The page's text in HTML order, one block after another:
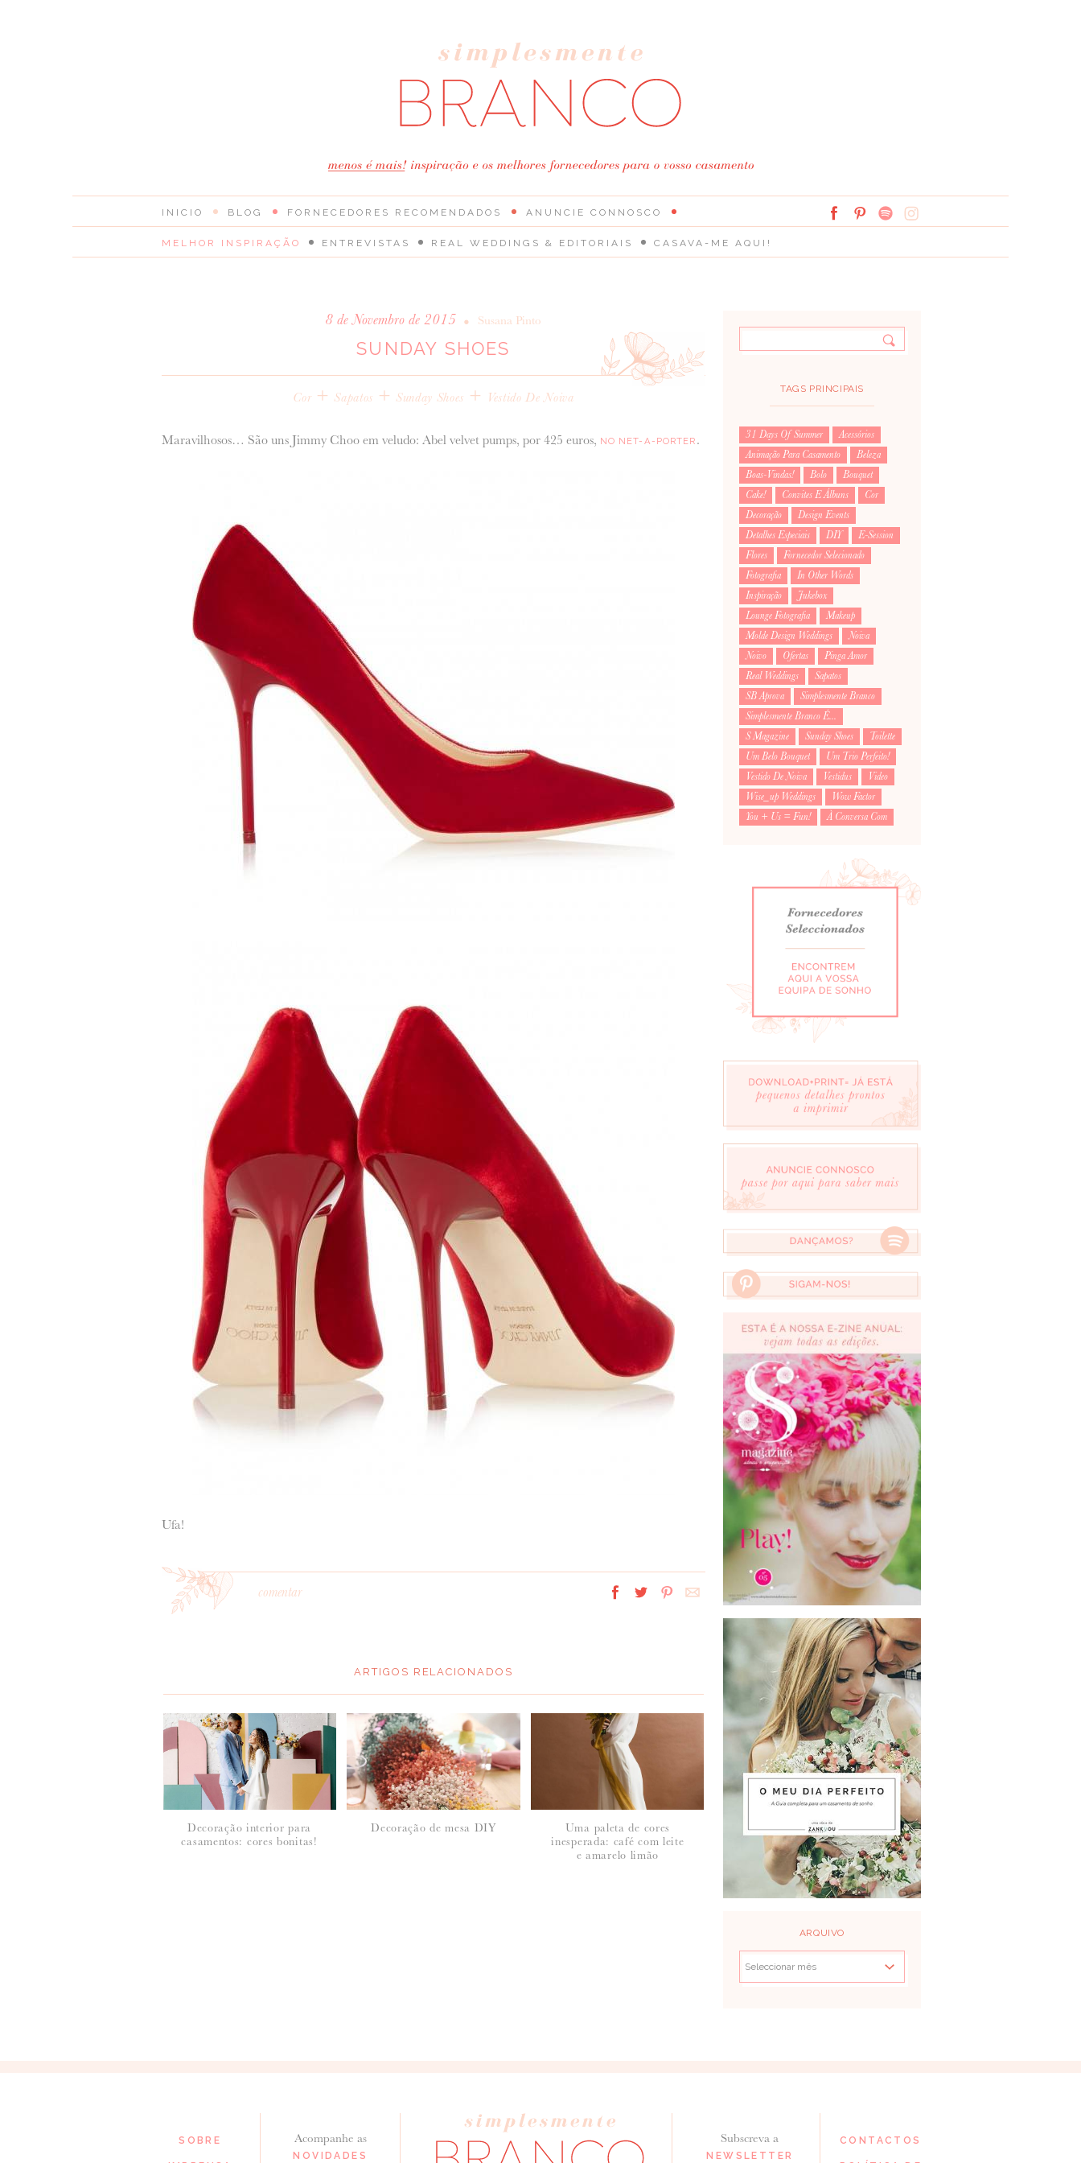
INICIO BLOG
MELHOR INSPIRAÇÃO ENTREVISTAS REAL WEDDINGS & EDITORIAIS CASAVA-ME AQUI!
FORNECEDORES RECOMENDADOS ANUNCIE CONNOSCO
8 de Novembro de 2015 • Susana Pinto
SUNDAY SHOES
Cor + Sapatos + Sunday Shoes + Vestido De Noiva
Maravilhosos… São uns Jimmy Choo em veludo: Abel velvet pumps, por 425 euros, NO NET-A-PORTER .
Ufa!
comentar
NOME*:
ARTIGOS RELACIONADOS
Decoração interior para
casamentos: cores bonitas!
Decoração de mesa DIY
Uma paleta de cores
inesperada: café com leite
e amarelo limão
TAGS PRINCIPAIS
31 Days Of Summer
Acessórios
Animação Para Casamento
Beleza
Boas-Vindas!
Bolo
Bouquet
Cake!
Convites E Álbuns
Cor
Decoração
Design Events
Detalhes Especiais
DIY
E-Session
Flores
Fornecedor Selecionado
Fotografia
In Other Words
Inspiração
Jukebox
Lounge Fotografia
Makeup
Molde Design Weddings
Noiva
Noivo
Ofertas
Pinga Amor
Real Weddings
Sapatos
SB Aprova
Simplesmente Branco
Simplesmente Branco É...
S Magazine
Sunday Shoes
Toilette
Um Belo Bouquet
Um Trio Perfeito!
Vestido De Noiva
Vestidus
Video
Wise_up Weddings
Wow Factor
You + Us = Fun!
À Conversa Com
ARQUIVO
SOBRE Acompanhe as
NOVIDADES
Subscreva a
NEWSLETTER
CONTACTOS